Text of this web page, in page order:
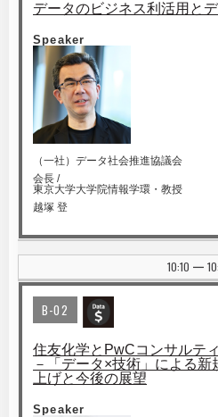
データのビジネス利活用と
Speaker
（一社）データ社会推進協議会
会長 /
東京大学大学院情報学環・教授
越塚 登
10:10 |
B-02
住友化学とPwCコンサルテ
－「データ×技術」による
上げと今後の展望
Speaker